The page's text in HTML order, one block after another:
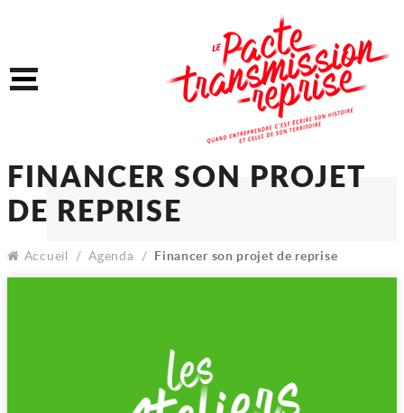
Menu
FINANCER SON PROJET
DE REPRISE
Accueil Agenda Financer son projet de reprise